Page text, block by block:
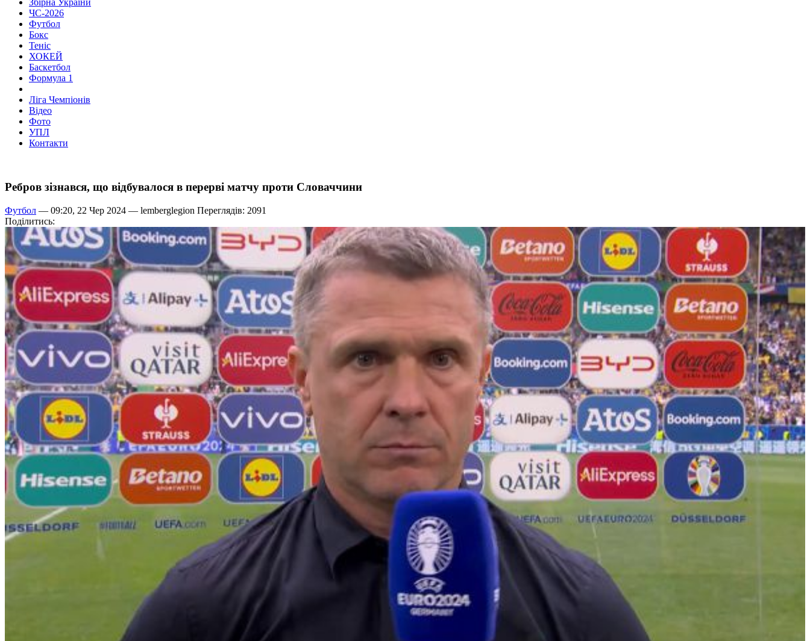
Збірна України
ЧС-2026
Футбол
Бокс
Теніс
ХОКЕЙ
Баскетбол
Формула 1
Ліга Чемпіонів
Відео
Фото
УПЛ
Контакти
Ребров зізнався, що відбувалося в перерві матчу проти Словаччини
Футбол — 09:20, 22 Чер 2024 — lemberglegion Переглядів: 2091
Поділитись: